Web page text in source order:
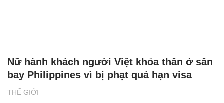
THẾ GIỚI
Nữ hành khách người Việt khỏa thân ở sân
bay Philippines vì bị phạt quá hạn visa